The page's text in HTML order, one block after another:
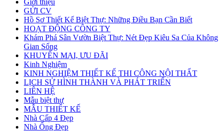
GỬI CV
Hồ Sơ Thiết Kế Biệt Thự: Những Điều Bạn Cần Biết
HOẠT ĐỘNG CÔNG TY
Khám Phá Sân Vườn Biệt Thự: Nét Đẹp Kiêu Sa Của Không
Gian Sống
KHUYẾN MẠI, ƯU ĐÃI
Kinh Nghiệm
KINH NGHIỆM THIẾT KẾ THI CÔNG NỘI THẤT
LỊCH SỬ HÌNH THÀNH VÀ PHÁT TRIỂN
LIÊN HỆ
Mẫu biệt thự
MẪU THIẾT KẾ
Nhà Cấp 4 Đẹp
Nhà Ống Đẹp